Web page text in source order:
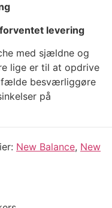
levering
med sjældne og
lige er til at opdrive
besværliggøre
på
New Balance, New